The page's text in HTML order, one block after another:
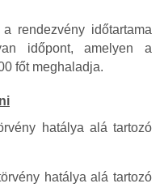
rendezvény időtartama
időpont, amelyen a
főt meghaladja.
hatálya alá tartozó
hatálya alá tartozó